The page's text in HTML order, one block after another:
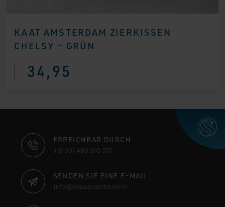
KAAT AMSTERDAM ZIERKISSEN
CHELSY – GRÜN
34,95
KONTAKTINFORMATIONEN
ERREICHBAR DURCH
+31 (0) 493 310 515
SENDEN SIE EINE E-MAIL
info@slaapcentrum.nl